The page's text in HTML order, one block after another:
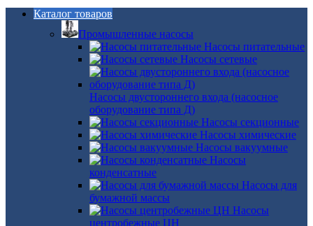
Каталог товаров
Промышленные насосы
Насосы питательные
Насосы сетевые
Насосы двустороннего входа (насосное
оборудование типа Д)
Насосы секционные
Насосы химические
Насосы вакуумные
Насосы
конденсатные
Насосы для
бумажной массы
Насосы
центробежные ЦН